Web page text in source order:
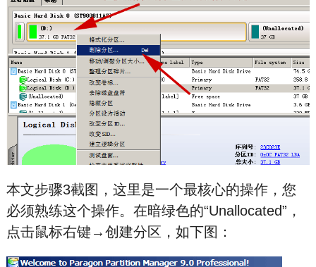
本文步骤3截图，这里是一个最核心的操作，您
必须熟练这个操作。在暗绿色的“Unallocated”，
点击鼠标右键→创建分区，如下图：